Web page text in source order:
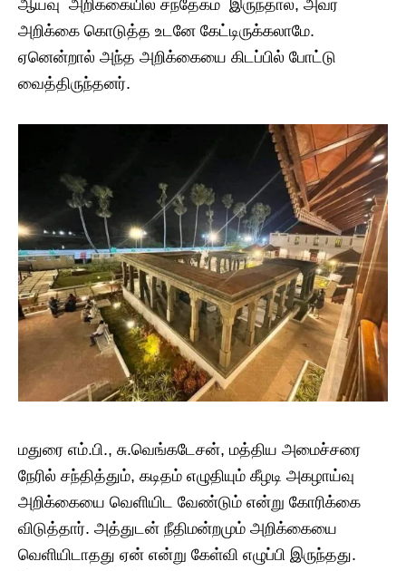
ஆய்வு அறிக்கையில் சந்தேகம் இருந்தால், அவர்
அறிக்கை கொடுத்த உடனே கேட்டிருக்கலாமே.
ஏனென்றால் அந்த அறிக்கையை கிடப்பில் போட்டு
வைத்திருந்தனர்.
மதுரை எம்.பி., சு.வெங்கடேசன், மத்திய அமைச்சரை
நேரில் சந்தித்தும், கடிதம் எழுதியும் கீழடி அகழாய்வு
அறிக்கையை வெளியிட வேண்டும் என்று கோரிக்கை
விடுத்தார். அத்துடன் நீதிமன்றமும் அறிக்கையை
வெளியிடாதது ஏன் என்று கேள்வி எழுப்பி இருந்தது.